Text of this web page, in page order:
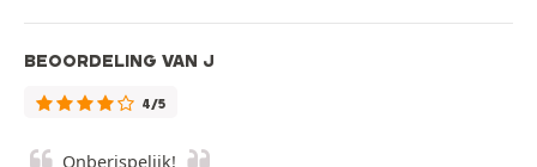
BEOORDELING VAN J
4/5
Onberispelijk!